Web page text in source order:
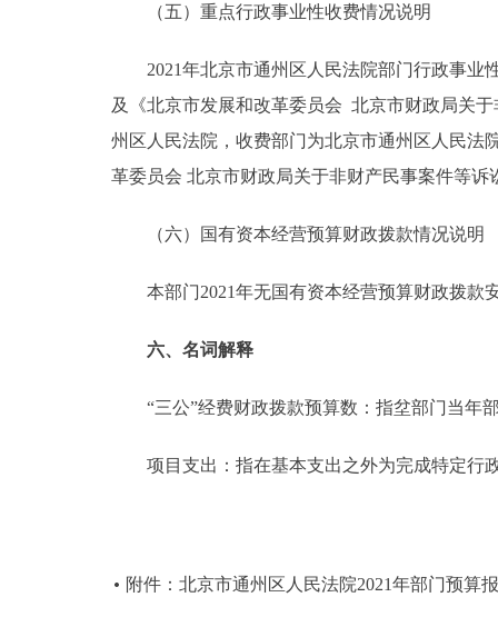
（五）重点行政事业性收费情况说明
2021年北京市通州区人民法院部门行政事业
及《北京市发展和改革委员会 北京市财政局关
州区人民法院，收费部门为北京市通州区人民法
革委员会 北京市财政局关于非财产民事案件等诉
（六）国有资本经营预算财政拨款情况说明
本部门2021年无国有资本经营预算财政拨款
六、名词解释
“三公”经费财政拨款预算数：指坌部门当年部
项目支出：指在基本支出之外为完成特定行
附件：北京市通州区人民法院2021年部门预算